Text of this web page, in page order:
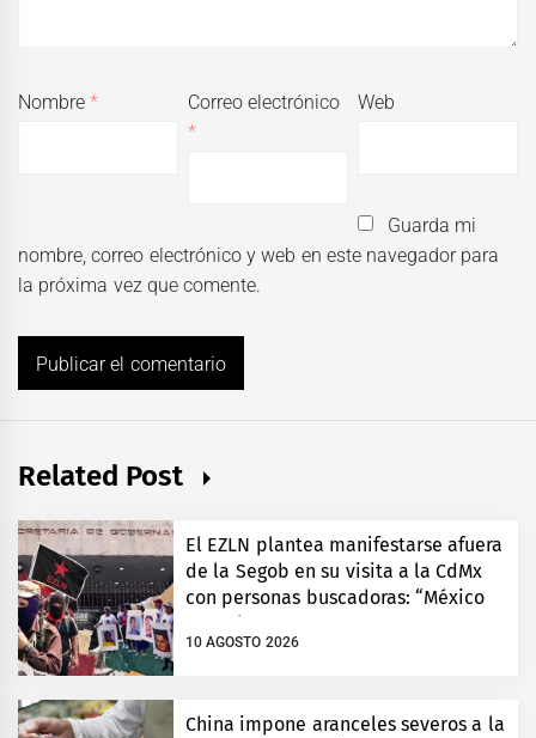
Nombre*
Correo electrónico
*
Web
Guarda mi
nombre, correo electrónico y web en este navegador para
la próxima vez que comente.
Related Post
El EZLN plantea manifestarse afuera
de la Segob en su visita a la CdMx
con personas buscadoras: “México
10 AGOSTO 2026
China impone aranceles severos a la